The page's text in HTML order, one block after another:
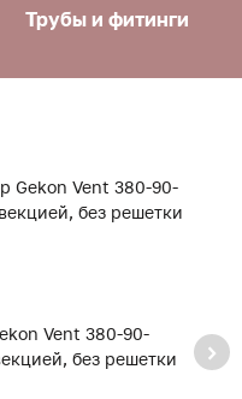
Трубы и фитинги
Vent 380-90-
без решетки